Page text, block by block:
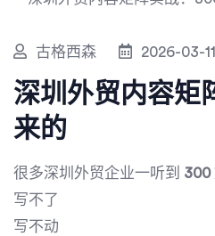
古格西森 2026-03-
深圳外贸内容矩
来的
很多深圳外贸企业一听到 300
写不了
写不动